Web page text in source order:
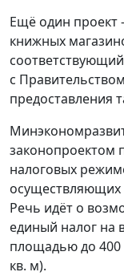
Ещё один проект
книжных
с
предоставления
законопроектом
налоговых
осуществляющих
Речь идёт о
единый налог на
площадью до 400
кв. м).